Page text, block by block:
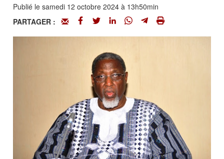
Publié le samedi 12 octobre 2024 à 13h50min
PARTAGER :